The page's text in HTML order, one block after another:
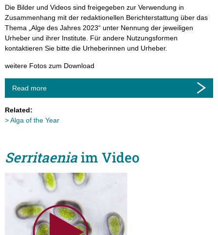
Die Bilder und Videos sind freigegeben zur Verwendung in
Zusammenhang mit der redaktionellen Berichterstattung über das
Thema „Alge des Jahres 2023“ unter Nennung der jeweiligen
Urheber und ihrer Institute. Für andere Nutzungsformen
kontaktieren Sie bitte die Urheberinnen und Urheber.
weitere Fotos zum Download
Read more
Related:
Alga of the Year
Serritaeniaim Video